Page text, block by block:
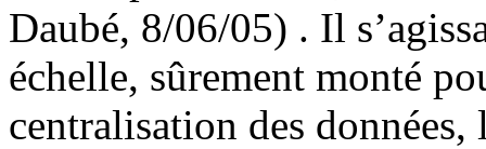
Daubé, 8/06/05) . Il
échelle, sûrement monté
centralisation des